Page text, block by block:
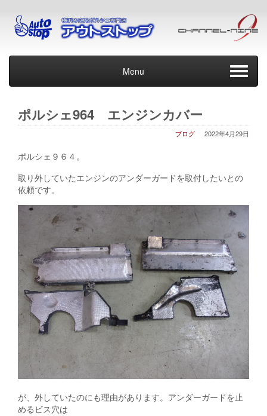
Menu
ポルシェ964 エンジンカバー
2022年4月29日
ブログ
ポルシェ９６４。
取り外していたエンジンのアンダーガードを取付したいとの
依頼です。
が、外していたのにも理由があります。アンダーガードを止
めるビス穴は